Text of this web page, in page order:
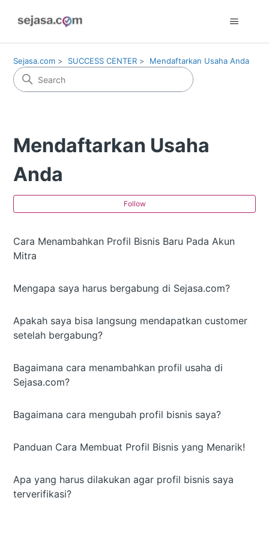
Sejasa.com SUCCESS CENTER Mendaftarkan Usaha Anda
Mendaftarkan Usaha
Anda
Follow
Cara Menambahkan Profil Bisnis Baru Pada Akun
Mitra
Mengapa saya harus bergabung di Sejasa.com?
Apakah saya bisa langsung mendapatkan customer
setelah bergabung?
Bagaimana cara menambahkan profil usaha di
Sejasa.com?
Bagaimana cara mengubah profil bisnis saya?
Panduan Cara Membuat Profil Bisnis yang Menarik!
Apa yang harus dilakukan agar profil bisnis saya
terverifikasi?